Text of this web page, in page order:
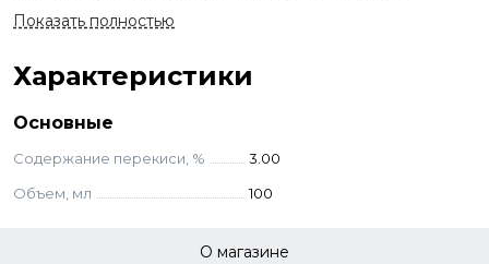
пропорции с крем-краской или осветляющим средством
до получения однородной массы. Информация о
смешивания находится в инструкции к крем-краске и
Aqua, Hydrogen Peroxide, Cetearyl Alcohol, PEG-40
Hydrogenated Castor Oil, Ceteareth-23, Paraffinum
Copolymer, Sodium Laureth Sulfate, Acrylates/Palmeth-25
Показать полностью
Характеристики
Основные
Содержание перекиси, %
3.00
Объем, мл
100
О магазине